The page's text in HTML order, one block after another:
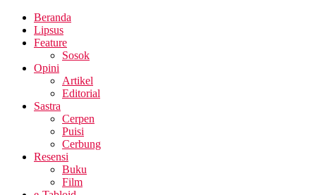
Beranda
Lipsus
Feature
Sosok
Opini
Artikel
Editorial
Sastra
Cerpen
Puisi
Cerbung
Resensi
Buku
Film